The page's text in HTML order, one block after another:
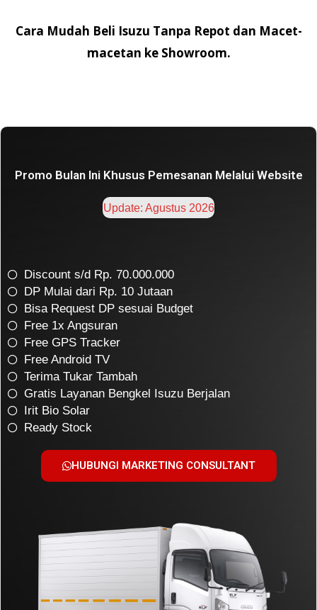
Cara Mudah Beli Isuzu Tanpa Repot dan Macet-
macetan ke Showroom.
Promo Bulan Ini Khusus Pemesanan Melalui Website
Update: Agustus 2026
Discount s/d Rp. 70.000.000
DP Mulai dari Rp. 10 Jutaan
Bisa Request DP sesuai Budget
Free 1x Angsuran
Free GPS Tracker
Free Android TV
Terima Tukar Tambah
Gratis Layanan Bengkel Isuzu Berjalan
Irit Bio Solar
Ready Stock
HUBUNGI MARKETING CONSULTANT